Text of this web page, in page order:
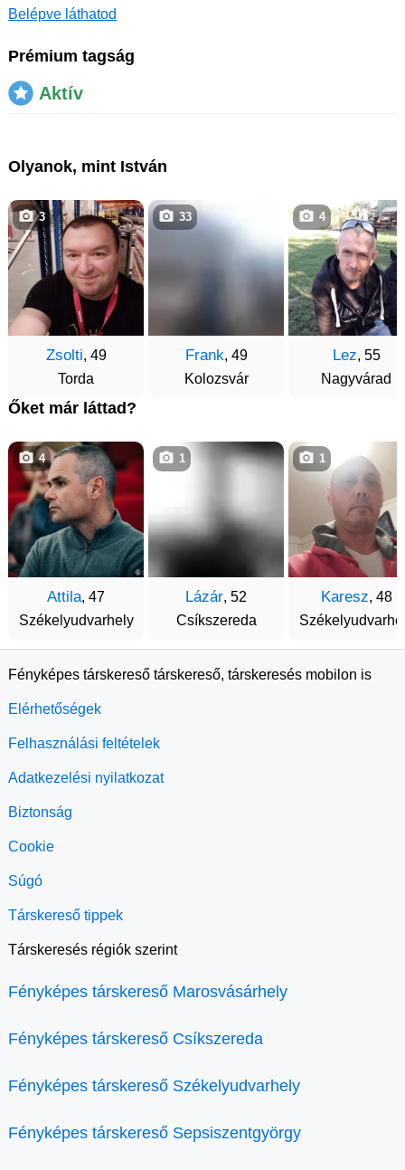
Belépve láthatod
Prémium tagság
Aktív
Olyanok, mint István
Zsolti, 49
Torda
3
Frank, 49
Kolozsvár
33
Lez, 55
Nagyvárad
4
Őket már láttad?
Attila, 47
Székelyudvarhely
4
Lázár, 52
Csíkszereda
1
Karesz, 48
1
Fényképes társkereső társkereső, társkeresés mobilon is
Elérhetőségek
Felhasználási feltételek
Adatkezelési nyilatkozat
Biztonság
Cookie
Súgó
Társkereső tippek
Társkeresés régiók szerint
Fényképes társkereső Marosvásárhely
Fényképes társkereső Csíkszereda
Fényképes társkereső Székelyudvarhely
Fényképes társkereső Sepsiszentgyörgy